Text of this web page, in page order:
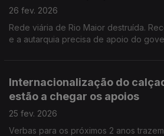
26 fev. 2026
Rede viária de Rio Maior destruída.
e a autarquia precisa de apoio do
Internacionalização do
estão a chegar os apoios
25 fev. 2026
Verbas para os próximos 2 anos